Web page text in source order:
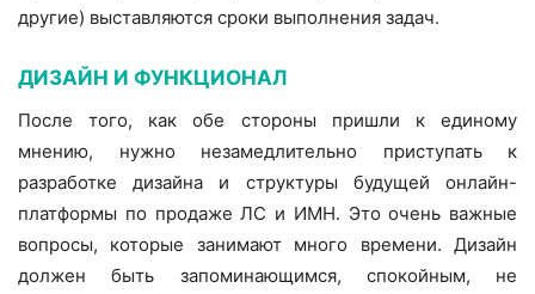
другие) выставляются сроки выполнения задач.
ДИЗАЙН И ФУНКЦИОНАЛ
После того, как обе стороны пришли к единому
мнению, нужно незамедлительно приступать к
разработке дизайна и структуры будущей онлайн-
платформы по продаже ЛС и ИМН. Это очень важные
вопросы, которые занимают много времени. Дизайн
должен быть запоминающимся, спокойным, не